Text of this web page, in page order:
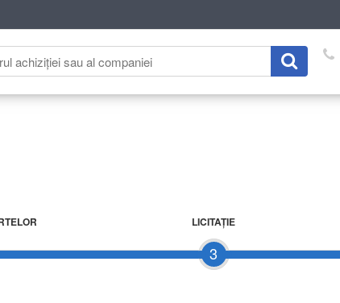
3
LICITAŢIE